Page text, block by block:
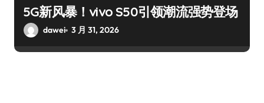
5G新风暴！vivo S50引领潮流强势登场
dawei 3 月 31, 2026